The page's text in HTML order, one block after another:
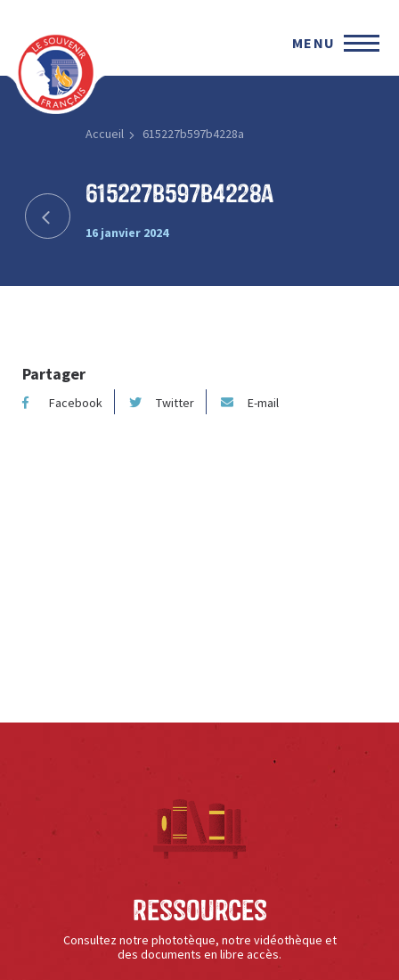
MENU
Accueil 615227b597b4228a
615227b597b4228a
16 janvier 2024
Partager
Facebook Twitter E-mail
Ressources
Consultez notre phototèque, notre vidéothèque et
des documents en libre accès.